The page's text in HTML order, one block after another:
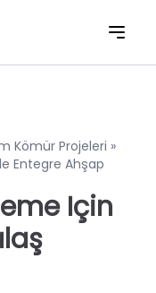
Kömür Projeleri »
Entegre Ahşap
Için